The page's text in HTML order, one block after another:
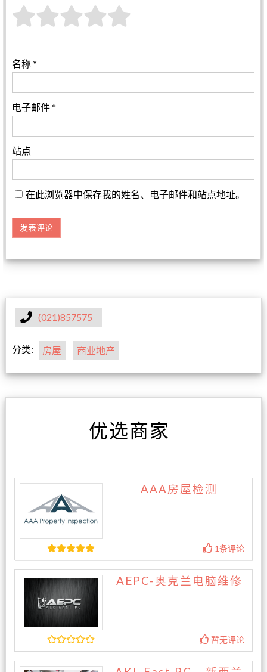
名称*
电子邮件*
站点
在此浏览器中保存我的姓名、电子邮件和站点地址。
(021)857575
分类: 房屋 商业地产
优选商家
AAA房屋检测
1条评论
AEPC-奥克兰电脑维修
暂无评论